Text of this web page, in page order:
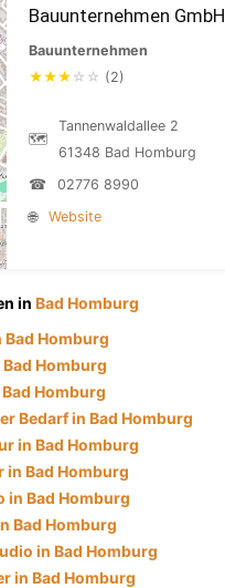
Bauunternehmen GmbH
Bauunternehmen
★★★ ☆ ☆ (2)
🗺
Tannenwaldallee 2
61348 Bad Homburg
☎
02776 8990
🌐
Website
inBad Homburg
Bad Homburg
Homburg
Homburg
Bedarf in Bad Homburg
in Bad Homburg
in Bad Homburg
in Bad Homburg
Bad Homburg
in Bad Homburg
in Bad Homburg